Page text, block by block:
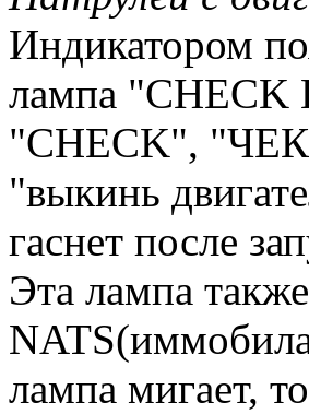
Индикатором
лампа "CHECK
"CHECK",
"выкинь
гаснет после
Эта лампа
лампа мигает,